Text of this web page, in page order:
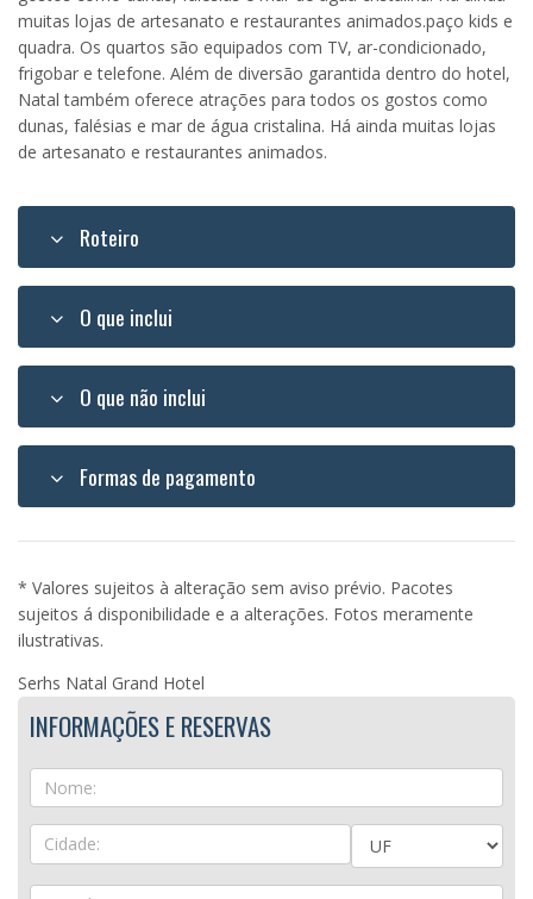
muitas lojas de artesanato e restaurantes animados.paço kids e
quadra. Os quartos são equipados com TV, ar-condicionado,
frigobar e telefone. Além de diversão garantida dentro do hotel,
Natal também oferece atrações para todos os gostos como
dunas, falésias e mar de água cristalina. Há ainda muitas lojas
de artesanato e restaurantes animados.
Roteiro
O que inclui
O que não inclui
Formas de pagamento
* Valores sujeitos à alteração sem aviso prévio. Pacotes
sujeitos á disponibilidade e a alterações. Fotos meramente
ilustrativas.
Serhs Natal Grand Hotel
INFORMAÇÕES E RESERVAS